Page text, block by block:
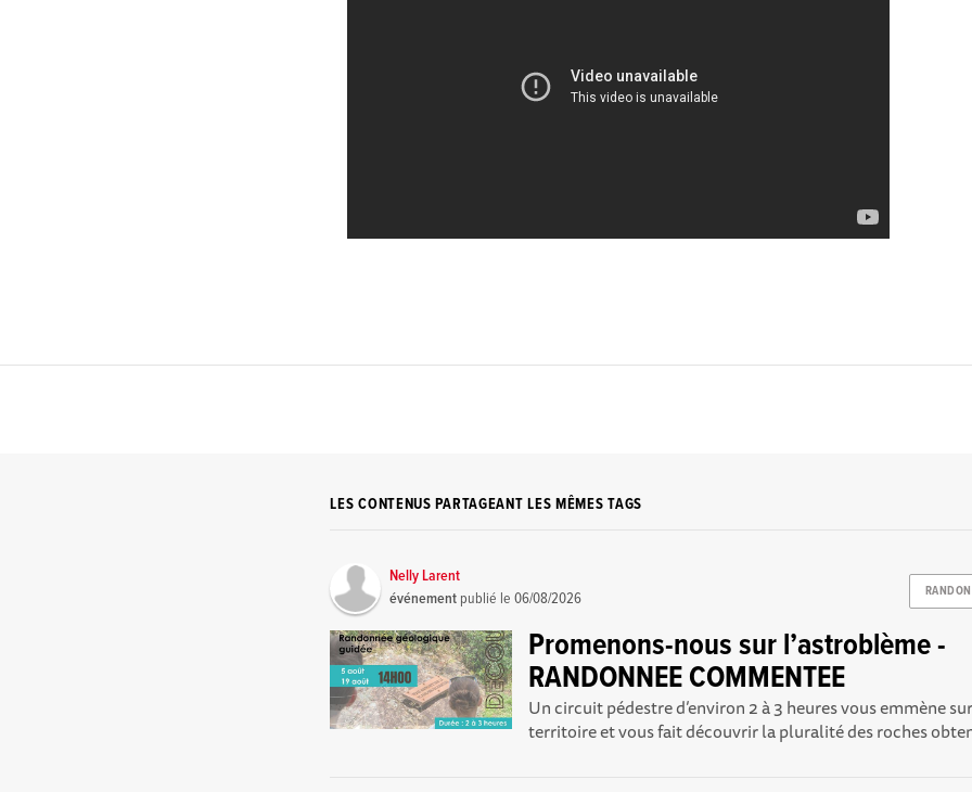
LES CONTENUS PARTAGEANT LES MÊMES TAGS
Nelly Larent
événement publié le06/08/2026
Promenons-nous sur l’astroblème -
RANDONNEE COMMENTEE
Un circuit pédestre d’environ 2 à 3 heures vous emmène
territoire et vous fait découvrir la pluralité des roches